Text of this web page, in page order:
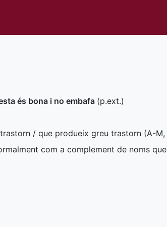
és bona i no embafa (p.ext.)
/ que produeix greu trastorn (A-M,
com a complement de noms que